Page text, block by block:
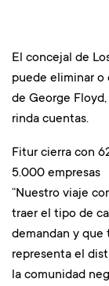
El concejal de
puede eliminar o
de George
rinda cuentas.
Fitur cierra con
5.000 empresas
“Nuestro viaje
traer el tipo de
demandan y que
representa el
la comunidad